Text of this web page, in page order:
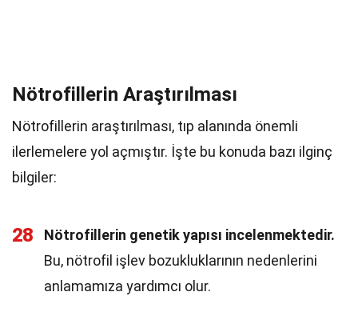
Nötrofillerin Araştırılması
Nötrofillerin araştırılması, tıp alanında önemli
ilerlemelere yol açmıştır. İşte bu konuda bazı ilginç
bilgiler:
28
Nötrofillerin genetik yapısı incelenmektedir.
Bu, nötrofil işlev bozukluklarının nedenlerini
anlamamıza yardımcı olur.